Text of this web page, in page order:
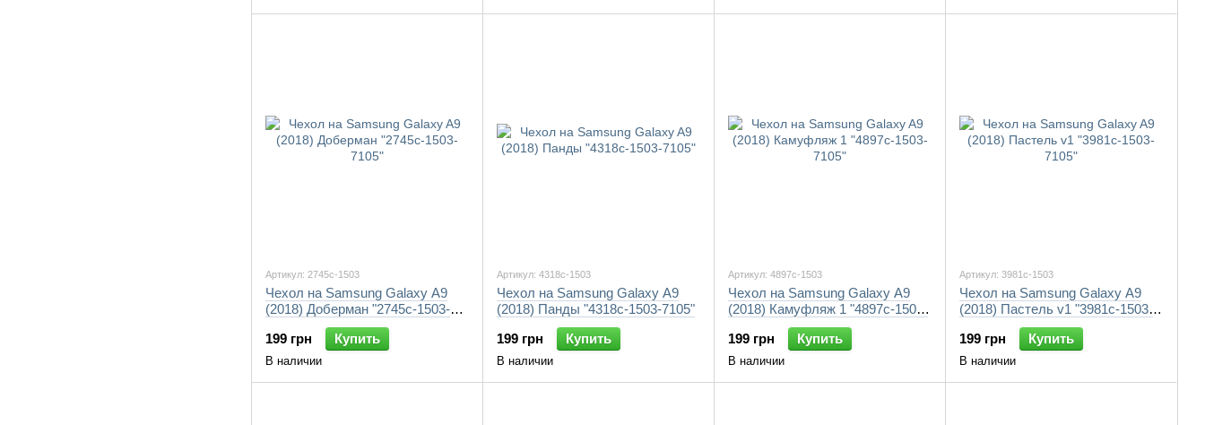
Артикул: 2745c-1503
Чехол на Samsung Galaxy A9
(2018) Доберман "2745c-1503-
199 грн
Купить
В наличии
Артикул: 4318c-1503
Чехол на Samsung Galaxy A9
(2018) Панды "4318c-1503-7105"
199 грн
Купить
В наличии
Артикул: 4897c-1503
Чехол на Samsung Galaxy A9
(2018) Камуфляж 1 "4897c-1503-
199 грн
Купить
В наличии
Артикул: 3981c-1503
Чехол на Samsung Galaxy A9
(2018) Пастель v1 "3981c-1503-
199 грн
Купить
В наличии